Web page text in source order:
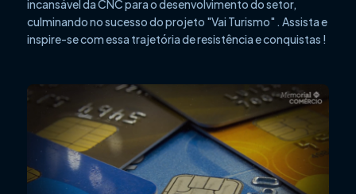
incansável da CNC para o desenvolvimento do setor,
culminando no sucesso do projeto "Vai Turismo" . Assista e
inspire-se com essa trajetória de resistência e conquistas !